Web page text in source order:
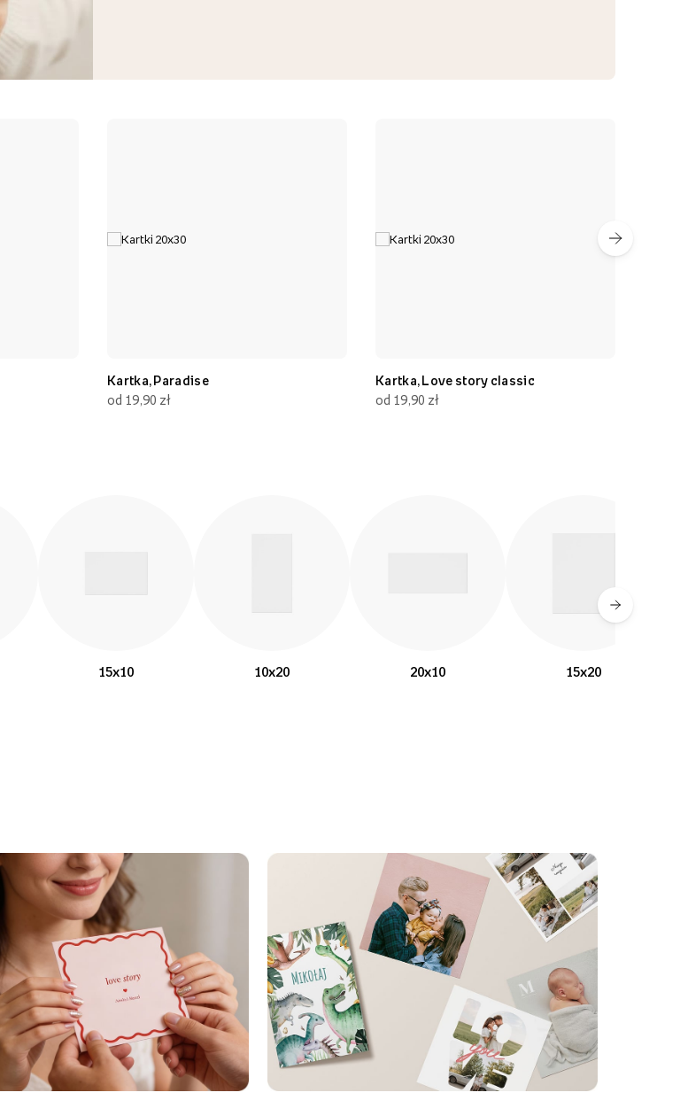
Kartka, Paradise
od 19,90 zł
Kartka, Love story classic
od 19,90 zł
15x10 10x20 20x10 15x20